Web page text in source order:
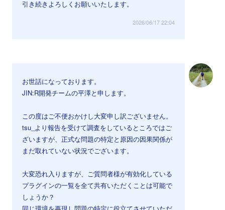
引き続きよろしくお願いいたします。
2026/06/17 22:04
お世話になっております。
JIN:R開発チームの平澤と申します。
この度はご不便おかけし大変申し訳ございません。
tsu_より報告を受けて調査をしているところではご
ざいますが、正式な問題の特定と原因の因果関係が
まだ取れていない状況でございます。
大変恐れ入りますが、ご質問者様が有効化している
プラグインの一覧を全て共有いただくことは可能で
しょうか？